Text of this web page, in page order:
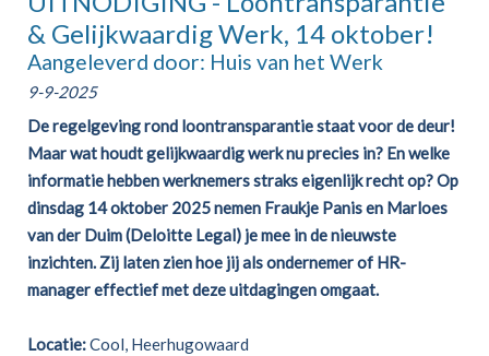
& Gelijkwaardig Werk, 14 oktober!
Aangeleverd door: Huis van het Werk
9-9-2025
De regelgeving rond loontransparantie staat voor de deur!
Maar wat houdt gelijkwaardig werk nu precies in? En welke
informatie hebben werknemers straks eigenlijk recht op? Op
dinsdag 14 oktober 2025 nemen Fraukje Panis en Marloes
van der Duim (Deloitte Legal) je mee in de nieuwste
inzichten. Zij laten zien hoe jij als ondernemer of HR-
manager effectief met deze uitdagingen omgaat.
Locatie:Cool, Heerhugowaard